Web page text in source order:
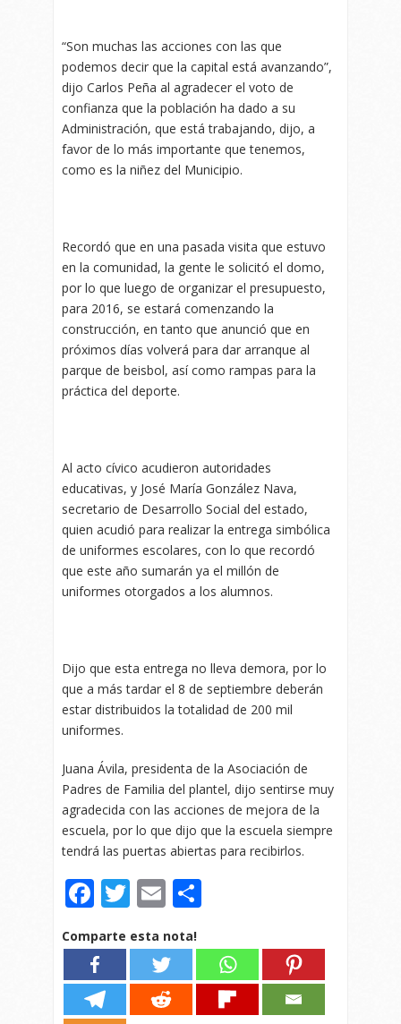
“Son muchas las acciones con las que
podemos decir que la capital está avanzando”,
dijo Carlos Peña al agradecer el voto de
confianza que la población ha dado a su
Administración, que está trabajando, dijo, a
favor de lo más importante que tenemos,
como es la niñez del Municipio.
Recordó que en una pasada visita que estuvo
en la comunidad, la gente le solicitó el domo,
por lo que luego de organizar el presupuesto,
para 2016, se estará comenzando la
construcción, en tanto que anunció que en
próximos días volverá para dar arranque al
parque de beisbol, así como rampas para la
práctica del deporte.
Al acto cívico acudieron autoridades
educativas, y José María González Nava,
secretario de Desarrollo Social del estado,
quien acudió para realizar la entrega simbólica
de uniformes escolares, con lo que recordó
que este año sumarán ya el millón de
uniformes otorgados a los alumnos.
Dijo que esta entrega no lleva demora, por lo
que a más tardar el 8 de septiembre deberán
estar distribuidos la totalidad de 200 mil
uniformes.
Juana Ávila, presidenta de la Asociación de
Padres de Familia del plantel, dijo sentirse muy
agradecida con las acciones de mejora de la
escuela, por lo que dijo que la escuela siempre
tendrá las puertas abiertas para recibirlos.
Facebook
Twitter
Email
Comparte esta nota!